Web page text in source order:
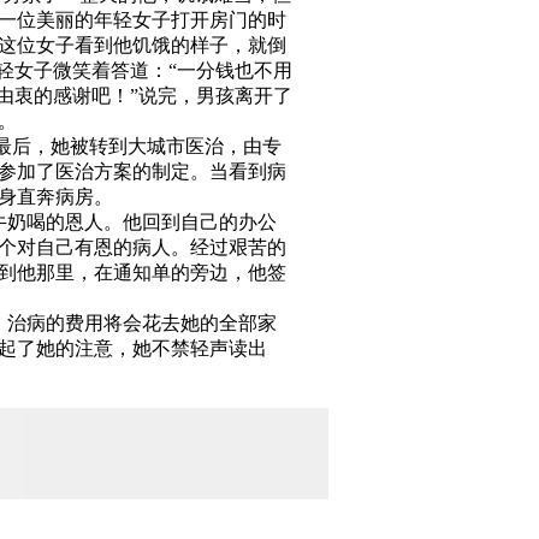
位美丽的年轻女子打开房门的时
位女子看到他饥饿的样子，就倒
女子微笑着答道：“一分钱也不用
衷的感谢吧！”说完，男孩离开了
，她被转到大城市医治，由专
加了医治方案的制定。当看到病
直奔病房。
喝的恩人。他回到自己的办公
对自己有恩的病人。经过艰苦的
他那里，在通知单的旁边，他签
病的费用将会花去她的全部家
了她的注意，她不禁轻声读出